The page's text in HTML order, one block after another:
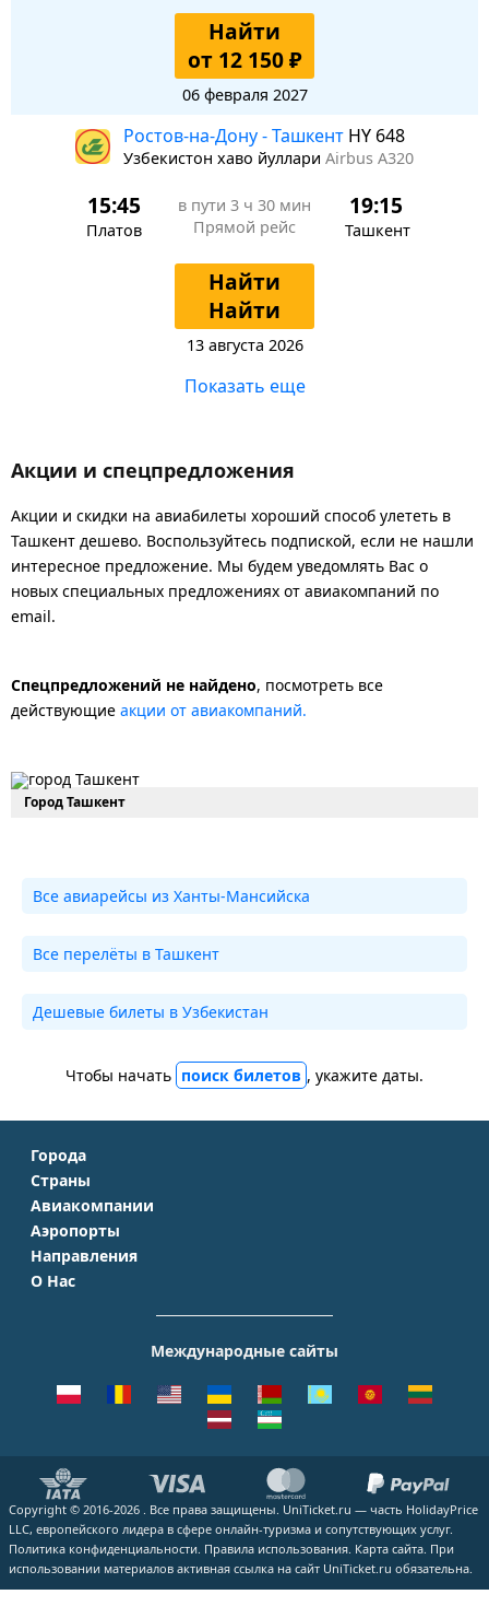
Найти
от 12 150 ₽
06 февраля 2027
Ростов-на-Дону - Ташкент HY 648
Узбекистон хаво йуллари Airbus A320
15:45
Платов
в пути 3 ч 30 мин
Прямой рейс
19:15
Ташкент
Найти
Найти
13 августа 2026
Показать еще
Акции и спецпредложения
Акции и скидки на авиабилеты хороший способ улететь в
Ташкент дешево. Воспользуйтесь подпиской, если не нашли
интересное предложение. Мы будем уведомлять Вас о
новых специальных предложениях от авиакомпаний по
email.
Спецпредложений не найдено, посмотреть все
действующие акции от авиакомпаний.
Город Ташкент
Все авиарейсы из Ханты-Мансийска
Все перелёты в Ташкент
Дешевые билеты в Узбекистан
Чтобы начать поиск билетов , укажите даты.
Города
Москва
Санкт-Петербург
Симферополь
Краснодар
Казань
Страны
Крым
Турция
Таиланд
Чехия
Авиакомпании
Аэрофлот
S7 Airlines
Emirates
ВСЕ АВИАКОМПАНИИ
Аэропорты
Домодедово
Шереметьево
Кольцово
Курумоч
ВСЕ АЭРОПОРТЫ
Направления
Москва - Сочи
Москва - Симферополь
Москва - Ереван
Москва - Калининград
Москва - Екатеринбург
Москва - Махачкала
ВСЕ НАПРАВЛЕНИЯ
О Нас
Помощь
Вакансии
Блог
Как купить билет
Международные сайты
Copyright © 2016-2026 . Все права защищены. UniTicket.ru — часть HolidayPrice
LLC, европейского лидера в сфере онлайн-туризма и сопутствующих услуг.
Политика конфиденциальности. Правила использования. Карта сайта. При
использовании материалов активная ссылка на сайт UniTicket.ru обязательна.